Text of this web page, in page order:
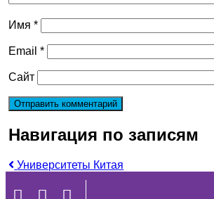
Имя*
Email*
Сайт
Навигация по записям
Университеты Китая